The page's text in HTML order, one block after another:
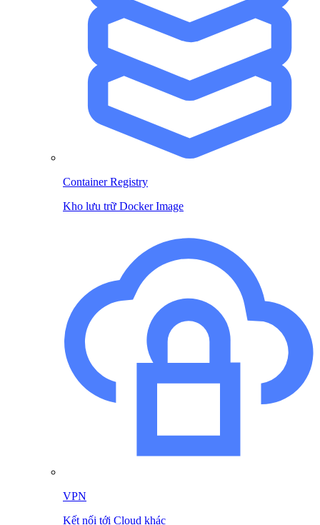
Container Registry
Kho lưu trữ Docker Image
VPN
Kết nối tới Cloud khác